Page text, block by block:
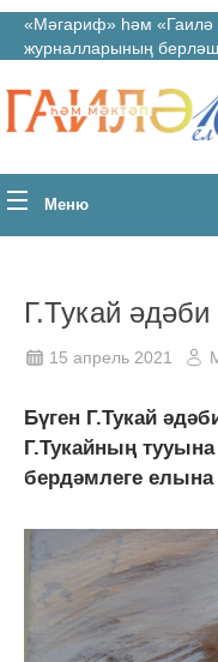
«Мәгариф» һәм «Гаилә
журналларының
Меню
Г.Тукай
15 апрель 2021
Бүген Г.Тукай
Г.Тукайның
бердәмлеге елына